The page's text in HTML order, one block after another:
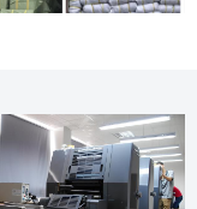
de roupas na